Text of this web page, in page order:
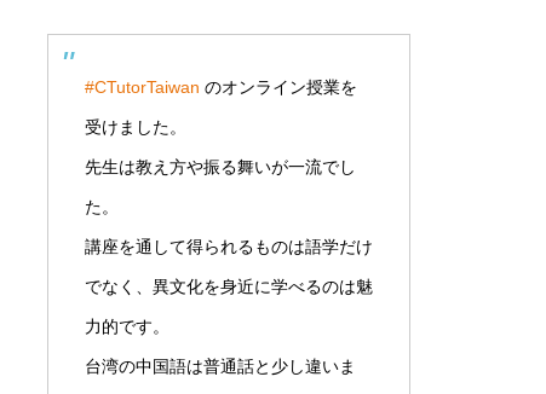
#CTutorTaiwan のオンライン授業を
受けました。
先生は教え方や振る舞いが一流でし
た。
講座を通して得られるものは語学だけ
でなく、異文化を身近に学べるのは魅
力的です。
台湾の中国語は普通話と少し違いま